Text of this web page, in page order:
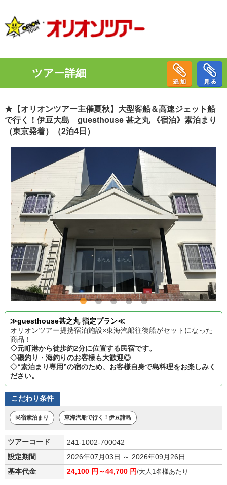
ツアー詳細
★【オリオンツアー主催夏秋】大型客船＆高速ジェット船
で行く！伊豆大島 guesthouse 甚之丸 《宿泊》素泊まり
（東京発着）（2泊4日）
≫guesthouse甚之丸 指定プラン≪
オリオンツアー提携宿泊施設×東海汽船往復船がセットになった
商品！
◇元町港から徒歩約2分に位置する民宿です。
◇磯釣り・海釣りのお客様も大歓迎◎
◇“素泊まり専用”の宿のため、お客様自身で島料理をお楽しみく
ださい。
こだわり条件
民宿素泊まり 東海汽船で行く！伊豆諸島
ツアーコード
241-1002-700042
設定期間
2026年07月03日 ～ 2026年09月26日
基本代金
24,100 円～44,700 円/大人1名様あたり